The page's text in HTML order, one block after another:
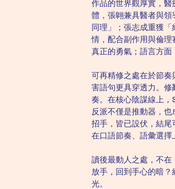
作品的世界觀厚實，
體，張翺兼具醫者與
同理」；張志成重獲
情，配合副作用與倫
真正的勇氣；語言方面
可再精修之處在於節
害語句更具穿透力。
奏。在核心陰謀線上
反派不僅是推動器，
招手，皆已設伏，結
在口語節奏、語彙選擇
讀後最動人之處，不
放手，回到手心的暗
光。